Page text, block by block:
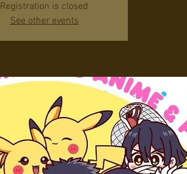
Registration is closed
See other events